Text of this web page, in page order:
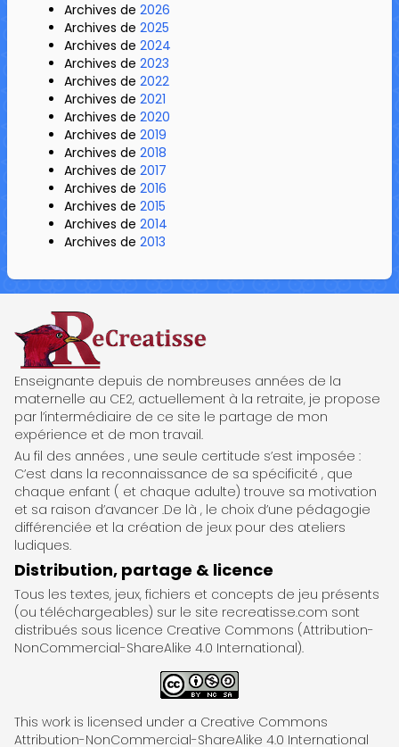
Archives de 2026
Archives de 2025
Archives de 2024
Archives de 2023
Archives de 2022
Archives de 2021
Archives de 2020
Archives de 2019
Archives de 2018
Archives de 2017
Archives de 2016
Archives de 2015
Archives de 2014
Archives de 2013
ReCreatisse
Enseignante depuis de nombreuses années de la
maternelle au CE2, actuellement à la retraite, je propose
par l’intermédiaire de ce site le partage de mon
expérience et de mon travail.
Au fil des années , une seule certitude s’est imposée :
C’est dans la reconnaissance de sa spécificité , que
chaque enfant ( et chaque adulte) trouve sa motivation
et sa raison d’avancer .De là , le choix d’une pédagogie
différenciée et la création de jeux pour des ateliers
ludiques.
Distribution, partage & licence
Tous les textes, jeux, fichiers et concepts de jeu présents
(ou téléchargeables) sur le site recreatisse.com sont
distribués sous licence Creative Commons (Attribution-
NonCommercial-ShareAlike 4.0 International).
This work is licensed under a Creative Commons
Attribution-NonCommercial-ShareAlike 4.0 International